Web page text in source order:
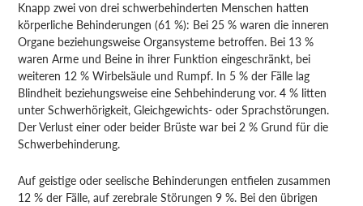
Knapp zwei von drei schwerbehinderten Menschen hatten
körperliche Behinderungen (61 %): Bei 25 % waren die inneren
Organe beziehungsweise Organsysteme betroffen. Bei 13 %
waren Arme und Beine in ihrer Funktion eingeschränkt, bei
weiteren 12 % Wirbelsäule und Rumpf. In 5 % der Fälle lag
Blindheit beziehungsweise eine Sehbehinderung vor. 4 % litten
unter Schwerhörigkeit, Gleichgewichts- oder Sprachstörungen.
Der Verlust einer oder beider Brüste war bei 2 % Grund für die
Schwerbehinderung.
Auf geistige oder seelische Behinderungen entfielen zusammen
12 % der Fälle, auf zerebrale Störungen 9 %. Bei den übrigen